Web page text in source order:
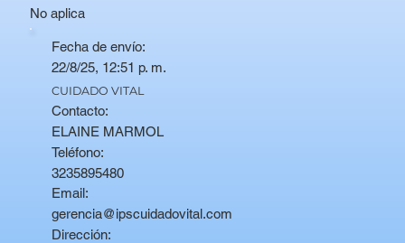
No aplica
Fecha de envío:
22/8/25, 12:51 p. m.
CUIDADO VITAL
Contacto:
ELAINE MARMOL
Teléfono:
3235895480
Email:
gerencia@ipscuidadovital.com
Dirección: